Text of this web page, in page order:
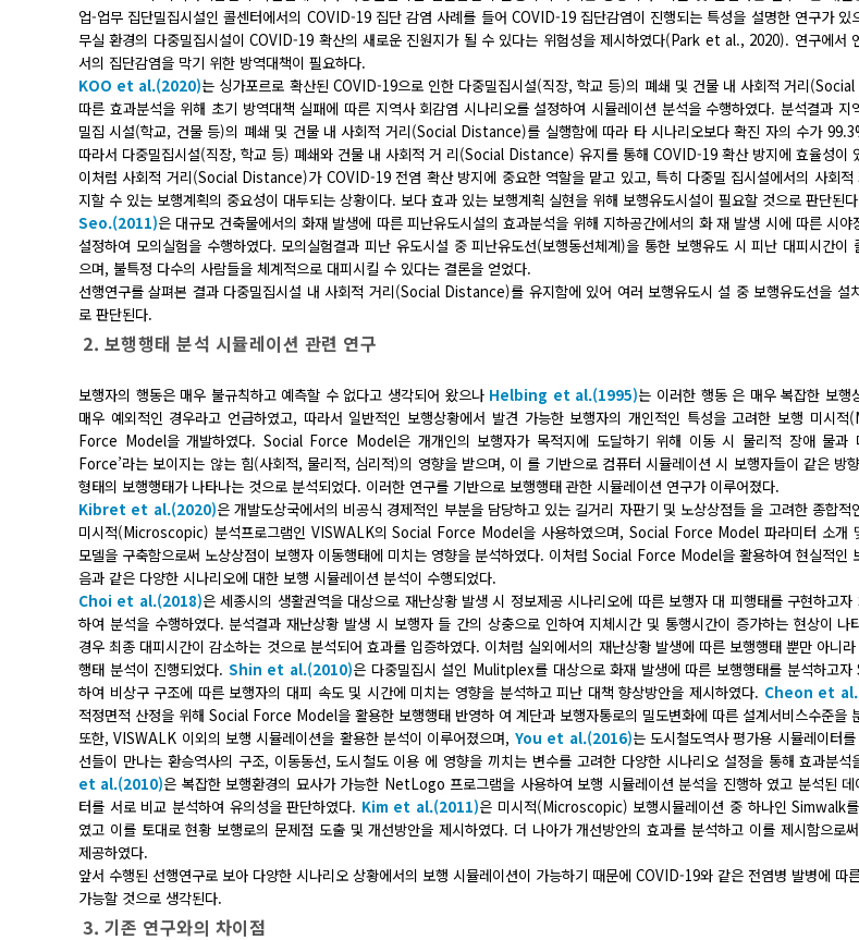
업-업무 집단밀집시설인 콜센터에서의 COVID-19 집단 감염 사례를 들어 COVID-19 집단감염이 진행되는 특성을 설명한 연구가 있
무실 환경의 다중밀집시설이 COVID-19 확산의 새로운 진원지가 될 수 있다는 위험성을 제시하였다(Park et al., 2020). 연구에서
서의 집단감염을 막기 위한 방역대책이 필요하다.
KOO et al.(2020)는 싱가포르로 확산된 COVID-19으로 인한 다중밀집시설(직장, 학교 등)의 폐쇄 및 건물 내 사회적 거리
따른 효과분석을 위해 초기 방역대책 실패에 따른 지역사 회감염 시나리오를 설정하여 시뮬레이션 분석을 수행하였다. 분석결과 지
밀집 시설(학교, 건물 등)의 폐쇄 및 건물 내 사회적 거리(Social Distance)를 실행함에 따라 타 시나리오보다 확진 자의 수가
따라서 다중밀집시설(직장, 학교 등) 폐쇄와 건물 내 사회적 거 리(Social Distance) 유지를 통해 COVID-19 확산 방지에 효율성이
이처럼 사회적 거리(Social Distance)가 COVID-19 전염 확산 방지에 중요한 역할을 맡고 있고, 특히 다중밀 집시설에서의 사회
지할 수 있는 보행계획의 중요성이 대두되는 상황이다. 보다 효과 있는 보행계획 실현을 위해 보행유도시설이 필요할 것으로 판단된
Seo.(2011)은 대규모 건축물에서의 화재 발생에 따른 피난유도시설의 효과분석을 위해 지하공간에서의 화 재 발생 시에 따른 시야
설정하여 모의실험을 수행하였다. 모의실험결과 피난 유도시설 중 피난유도선(보행동선체계)을 통한 보행유도 시 피난 대피시간이
으며, 불특정 다수의 사람들을 체계적으로 대피시킬 수 있다는 결론을 얻었다.
선행연구를 살펴본 결과 다중밀집시설 내 사회적 거리(Social Distance)를 유지함에 있어 여러 보행유도시 설 중 보행유도선을 설
로 판단된다.
2. 보행행태 분석 시뮬레이션 관련 연구
보행자의 행동은 매우 불규칙하고 예측할 수 없다고 생각되어 왔으나 Helbing et al.(1995)는 이러한 행동 은 매우 복잡한 보행
매우 예외적인 경우라고 언급하였고, 따라서 일반적인 보행상황에서 발견 가능한 보행자의 개인적인 특성을 고려한 보행 미시
Force Model을 개발하였다. Social Force Model은 개개인의 보행자가 목적지에 도달하기 위해 이동 시 물리적 장애 물과
Force’라는 보이지는 않는 힘(사회적, 물리적, 심리적)의 영향을 받으며, 이 를 기반으로 컴퓨터 시뮬레이션 시 보행자들이 같은 방
형태의 보행행태가 나타나는 것으로 분석되었다. 이러한 연구를 기반으로 보행행태 관한 시뮬레이션 연구가 이루어졌다.
Kibret et al.(2020)은 개발도상국에서의 비공식 경제적인 부분을 담당하고 있는 길거리 자판기 및 노상상점들 을 고려한 종합
미시적(Microscopic) 분석프로그램인 VISWALK의 Social Force Model을 사용하였으며, Social Force Model 파라미터 소개
모델을 구축함으로써 노상상점이 보행자 이동행태에 미치는 영향을 분석하였다. 이처럼 Social Force Model을 활용하여 현실적인
음과 같은 다양한 시나리오에 대한 보행 시뮬레이션 분석이 수행되었다.
Choi et al.(2018)은 세종시의 생활권역을 대상으로 재난상황 발생 시 정보제공 시나리오에 따른 보행자 대 피행태를 구현하
하여 분석을 수행하였다. 분석결과 재난상황 발생 시 보행자 들 간의 상충으로 인하여 지체시간 및 통행시간이 증가하는 현상이 나
경우 최종 대피시간이 감소하는 것으로 분석되어 효과를 입증하였다. 이처럼 실외에서의 재난상황 발생에 따른 보행행태 뿐만 아니
행태 분석이 진행되었다. Shin et al.(2010)은 다중밀집시 설인 Mulitplex를 대상으로 화재 발생에 따른 보행행태를 분석하고
하여 비상구 구조에 따른 보행자의 대피 속도 및 시간에 미치는 영향을 분석하고 피난 대책 향상방안을 제시하였다. Cheon et
적정면적 산정을 위해 Social Force Model을 활용한 보행행태 반영하 여 계단과 보행자통로의 밀도변화에 따른 설계서비스수준을
또한, VISWALK 이외의 보행 시뮬레이션을 활용한 분석이 이루어졌으며, You et al.(2016)는 도시철도역사 평가용 시뮬레이터
선들이 만나는 환승역사의 구조, 이동동선, 도시철도 이용 에 영향을 끼치는 변수를 고려한 다양한 시나리오 설정을 통해 효과분석
et al.(2010)은 복잡한 보행환경의 묘사가 가능한 NetLogo 프로그램을 사용하여 보행 시뮬레이션 분석을 진행하 였고 분석된
터를 서로 비교 분석하여 유의성을 판단하였다. Kim et al.(2011)은 미시적(Microscopic) 보행시뮬레이션 중 하나인 Simwalk
였고 이를 토대로 현황 보행로의 문제점 도출 및 개선방안을 제시하였다. 더 나아가 개선방안의 효과를 분석하고 이를 제시함으로
제공하였다.
앞서 수행된 선행연구로 보아 다양한 시나리오 상황에서의 보행 시뮬레이션이 가능하기 때문에 COVID-19와 같은 전염병 발병에 따
가능할 것으로 생각된다.
3. 기존 연구와의 차이점